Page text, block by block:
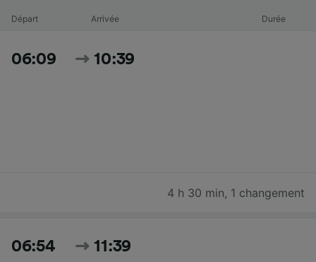
Départ Arrivée Durée
06:09 10:39
4 h 30 min, 1 changement
06:54 11:39